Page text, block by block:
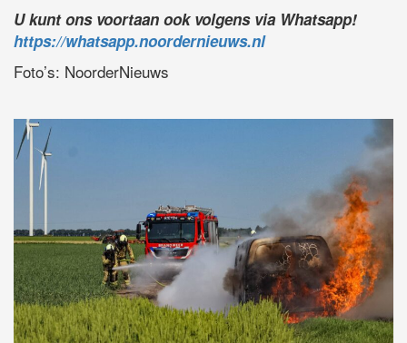
U kunt ons voortaan ook volgens via Whatsapp!
https://whatsapp.noordernieuws.nl
Foto’s: NoorderNieuws